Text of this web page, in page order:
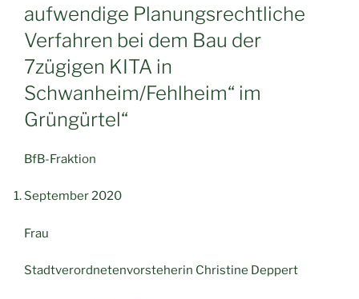
aufwendige Planungsrechtliche
Verfahren bei dem Bau der
7zügigen KITA in
Schwanheim/Fehlheim“ im
Grüngürtel“
BfB-Fraktion
September 2020
Frau
Stadtverordnetenvorsteherin Christine Deppert